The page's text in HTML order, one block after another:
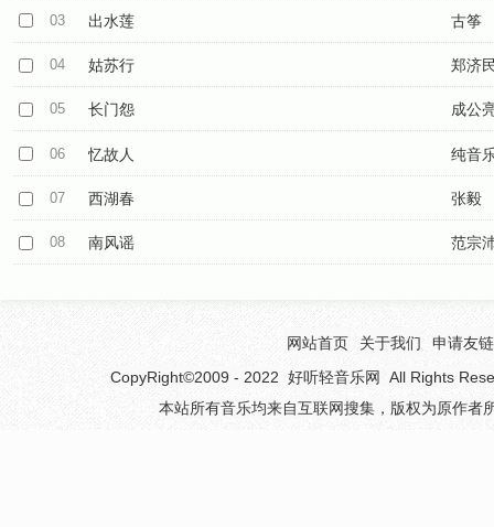
03 出水莲 古筝
04 姑苏行 郑济
05 长门怨 成公
06 忆故人 纯音
07 西湖春 张毅
08 南风谣 范宗
网站首页 关于我们
申请友链
CopyRight©2009 - 2022 好听轻音乐网
All Rights
本站所有音乐均来自互联网搜集，版权为原作者